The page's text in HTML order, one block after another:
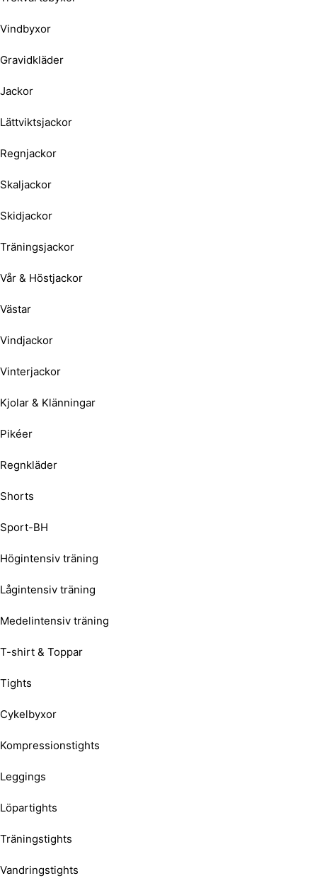
Vindbyxor
Gravidkläder
Jackor
Lättviktsjackor
Regnjackor
Skaljackor
Skidjackor
Träningsjackor
Vår & Höstjackor
Västar
Vindjackor
Vinterjackor
Kjolar & Klänningar
Pikéer
Regnkläder
Shorts
Sport-BH
Högintensiv träning
Lågintensiv träning
Medelintensiv träning
T-shirt & Toppar
Tights
Cykelbyxor
Kompressionstights
Leggings
Löpartights
Träningstights
Vandringstights